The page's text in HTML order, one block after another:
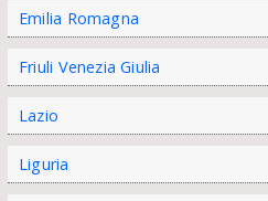
Emilia Romagna
Friuli Venezia Giulia
Lazio
Liguria